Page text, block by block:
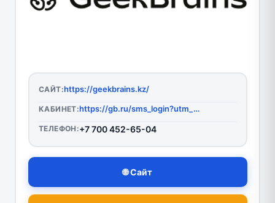
САЙТ:https://geekbrains.kz/
КАБИНЕТ: https://gb.ru/sms_login?utm_referrer=https%3A%2F%2Fwww.google.com%2F
ТЕЛЕФОН:+7 700 452-65-04
🌐 Сайт